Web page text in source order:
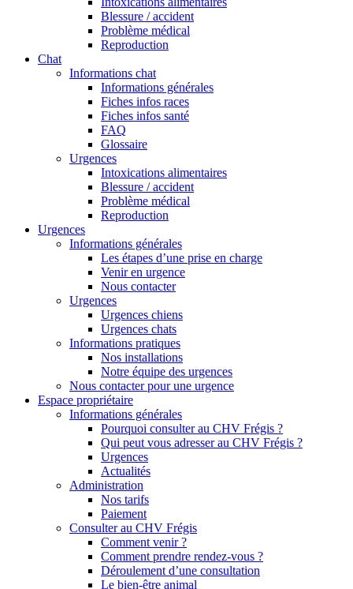
Blessure / accident
Problème médical
Reproduction
Chat
Informations chat
Informations générales
Fiches infos races
Fiches infos santé
FAQ
Glossaire
Urgences
Intoxications alimentaires
Blessure / accident
Problème médical
Reproduction
Urgences
Informations générales
Les étapes d’une prise en charge
Venir en urgence
Nous contacter
Urgences
Urgences chiens
Urgences chats
Informations pratiques
Nos installations
Notre équipe des urgences
Nous contacter pour une urgence
Espace propriétaire
Informations générales
Pourquoi consulter au CHV Frégis ?
Qui peut vous adresser au CHV Frégis ?
Urgences
Actualités
Administration
Nos tarifs
Paiement
Consulter au CHV Frégis
Comment venir ?
Comment prendre rendez-vous ?
Déroulement d’une consultation
Le bien-être animal